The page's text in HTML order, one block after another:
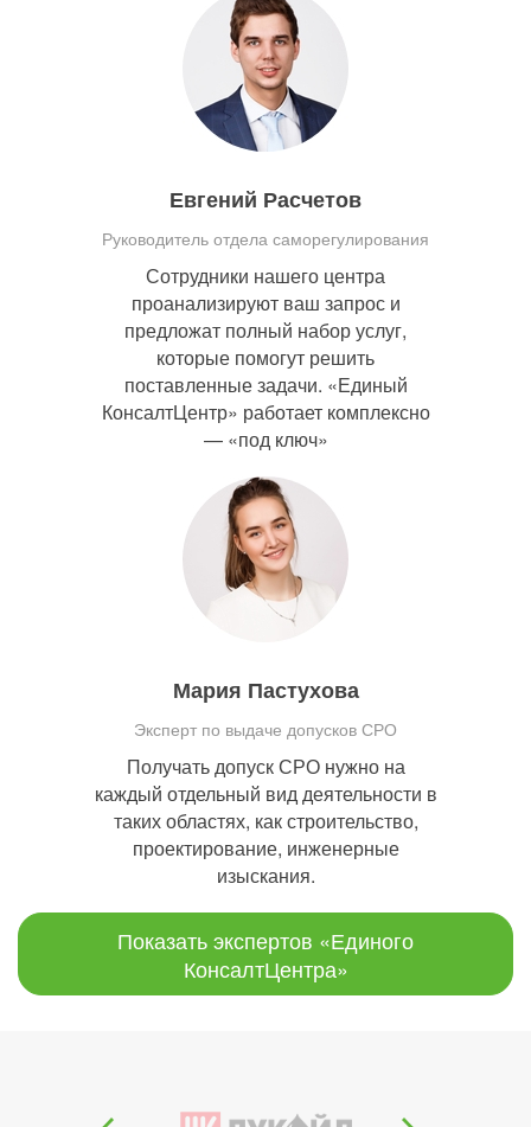
Евгений Расчетов
Руководитель отдела саморегулирования
Сотрудники нашего центра
проанализируют ваш запрос и
предложат полный набор услуг,
которые помогут решить
поставленные задачи. «Единый
КонсалтЦентр» работает комплексно
— «под ключ»
Мария Пастухова
Эксперт по выдаче допусков СРО
Получать допуск СРО нужно на
каждый отдельный вид деятельности в
таких областях, как строительство,
проектирование, инженерные
изыскания.
Показать экспертов «Единого
КонсалтЦентра»